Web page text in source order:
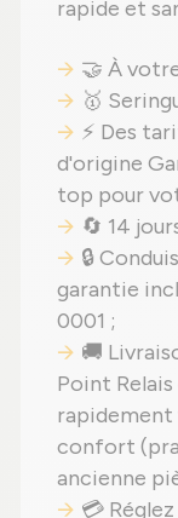
rapide et
🤝 À
🥇
⚡ Des
d'origine
top pour
🔄 14
🔒
garantie
0001 ;
🚚
Point
rapidement
confort
ancienne
💳